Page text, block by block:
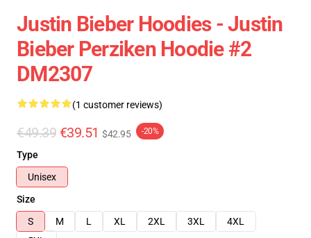
Justin Bieber Hoodies - Justin
Bieber Perziken Hoodie #2
DM2307
(1 customer reviews)
€49.39 €39.51 $42.95 -20%
Type
Unisex
Size
S
M L XL 2XL 3XL
4XL